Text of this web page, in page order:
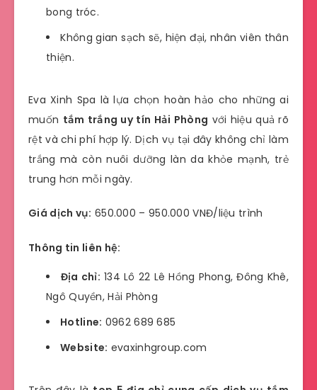
bong tróc.
Không gian sạch sẽ, hiện đại, nhân viên thân
thiện.
Eva Xinh Spa là lựa chọn hoàn hảo cho những ai
muốn tắm trắng uy tín Hải Phòng với hiệu quả rõ
rệt và chi phí hợp lý. Dịch vụ tại đây không chỉ làm
trắng mà còn nuôi dưỡng làn da khỏe mạnh, trẻ
trung hơn mỗi ngày.
Giá dịch vụ: 650.000 – 950.000 VNĐ/liệu trình
Thông tin liên hệ:
Địa chỉ: 134 Lô 22 Lê Hồng Phong, Đông Khê,
Ngô Quyền, Hải Phòng
Hotline: 0962 689 685
Website: evaxinhgroup.com